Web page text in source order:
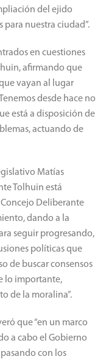
del ejido
para nuestra ciudad”.
en cuestiones
afirmando que
vayan al lugar
desde hace no
está a disposición de
actuando de
Matías
Tolhuin está
Deliberante
dando a la
seguir progresando,
políticas que
de buscar consensos
lo importante,
de la moralina”.
que “en un marco
a cabo el Gobierno
con los